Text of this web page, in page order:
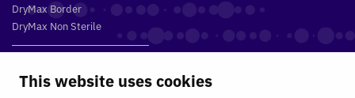
This website uses cookies
DryMax Border
DryMax Non Sterile
DryMax 2.4